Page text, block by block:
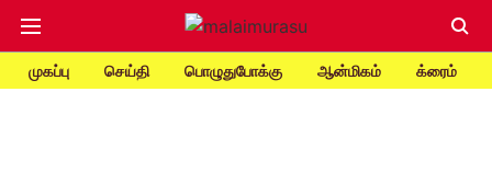
முகப்பு செய்தி பொழுதுபோக்கு ஆன்மிகம் க்ரைம்